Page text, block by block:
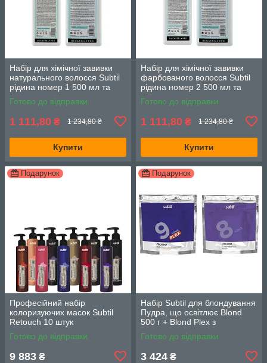
Набір для хімічної завивки
натурального волосся Subtil
рідина номер 1 500 мл та
закріплювач нейтралізатор
1000 мл
Готово до відправки
1 111,80 ₴ 1 234,80 ₴
Купити
Набір для хімічної завивки
фарбованого волосся Subtil
рідина номер 2 500 мл та
закріплювач нейтралізатор
1000 мл
Готово до відправки
1 111,80 ₴ 1 234,80 ₴
Купити
Подарунок
Професійний набір
колоризуючих масок Subtil
Retouch 10 штук
Готово до відправки
9 883 ₴
Подарунок
Набір Subtil для блондування
Пудра, що освітлює Blond
500 г + Blond Plex з
фіолетовим пігментом 500 г
Готово до відправки
3 424 ₴